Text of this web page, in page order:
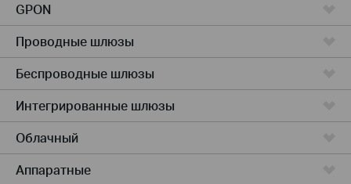
GPON
Проводные шлюзы
Беспроводные шлюзы
Интегрированные шлюзы
Облачный
Аппаратные